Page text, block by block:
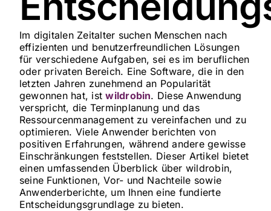
Im digitalen Zeitalter suchen Menschen nach
effizienten und benutzerfreundlichen Lösungen
für verschiedene Aufgaben, sei es im beruflichen
oder privaten Bereich. Eine Software, die in den
letzten Jahren zunehmend an Popularität
gewonnen hat, istwildrobin. Diese Anwendung
verspricht, die Terminplanung und das
Ressourcenmanagement zu vereinfachen und zu
optimieren. Viele Anwender berichten von
positiven Erfahrungen, während andere gewisse
Einschränkungen feststellen. Dieser Artikel bietet
einen umfassenden Überblick über wildrobin,
seine Funktionen, Vor- und Nachteile sowie
Anwenderberichte, um Ihnen eine fundierte
Entscheidungsgrundlage zu bieten.